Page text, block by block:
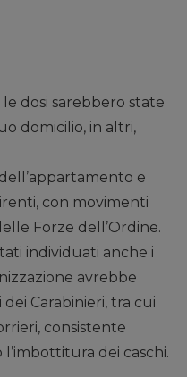
dosi sarebbero state
domicilio, in altri,
e
con movimenti
Forze dell’Ordine.
individuati anche i
avrebbe
Carabinieri, tra cui
consistente
dei caschi.